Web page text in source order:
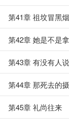
第41章 祖坟冒黑烟
第42章 她是不是
第43章 有没有人
第44章 那死去的
第45章 礼尚往来